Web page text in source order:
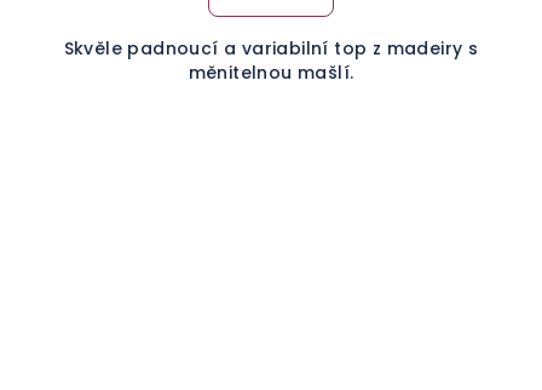
Skvěle padnoucí a variabilní top z madeiry s
měnitelnou mašlí.